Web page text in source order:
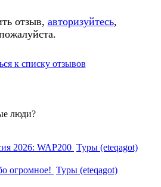
отзыв, авторизуйтесь,
к списку отзывов
люди?
2026: WAP200 Туры (eteqagot)
огромное! Туры (eteqagot)